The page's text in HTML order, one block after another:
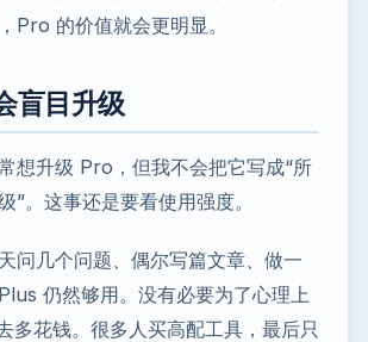
Pro 的价值就会更明显。
盲目升级
想升级 Pro，但我不会把它写成“所
”。这事还是要看使用强度。
问几个问题、偶尔写篇文章、做一
仍然够用。没有必要为了心理上
多花钱。很多人买高配工具，最后只